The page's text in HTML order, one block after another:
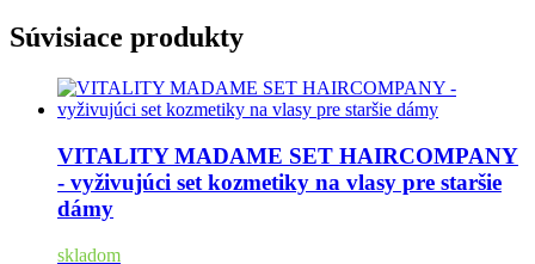
Súvisiace produkty
VITALITY MADAME SET HAIRCOMPANY
- vyživujúci set kozmetiky na vlasy pre staršie
dámy
skladom